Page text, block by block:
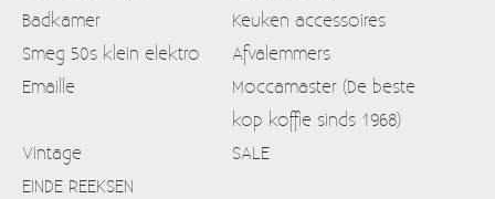
Badkamer
Keuken accessoires
Smeg 50s klein elektro
Afvalemmers
Emaille
Moccamaster (De beste
kop koffie sinds 1968)
Vintage
SALE
EINDE REEKSEN